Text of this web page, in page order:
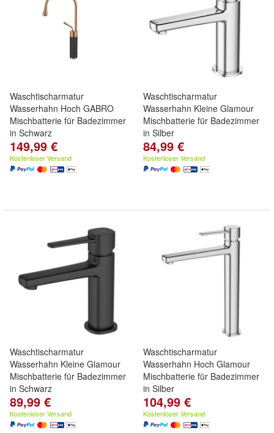
Waschtischarmatur
Wasserhahn Hoch GABRO
Mischbatterie für Badezimmer
in Schwarz
149,99 €
Kostenloser Versand
Waschtischarmatur
Wasserhahn Kleine Glamour
Mischbatterie für Badezimmer
in Silber
84,99 €
Kostenloser Versand
Waschtischarmatur
Wasserhahn Kleine Glamour
Mischbatterie für Badezimmer
in Schwarz
89,99 €
Kostenloser Versand
Waschtischarmatur
Wasserhahn Hoch Glamour
Mischbatterie für Badezimmer
in Silber
104,99 €
Kostenloser Versand